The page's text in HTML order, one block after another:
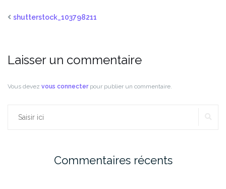
shutterstock_103798211
Laisser un commentaire
Vous devez vous connecterpour publier un commentaire.
Rechercher :
Commentaires récents